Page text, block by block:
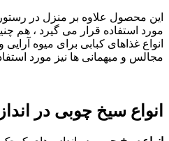
این محصول علاوه بر منزل در
مورد استفاده قرار می گیرد ، هم
انواع غذاهای کبابی برای میوه آرایی
مجالس و میهمانی ها نیز مورد
انواع سیخ چوبی در